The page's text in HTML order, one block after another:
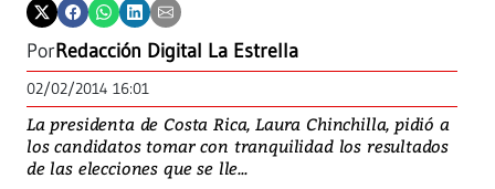
PorRedacción Digital La Estrella
02/02/2014 16:01
La presidenta de Costa Rica, Laura Chinchilla, pidió a
los candidatos tomar con tranquilidad los resultados
de las elecciones que se lle...